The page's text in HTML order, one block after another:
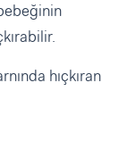
hıçkıran